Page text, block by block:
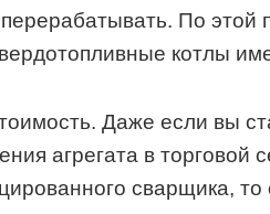
По этой
котлы
Даже если вы
агрегата в торговой
сварщика, то